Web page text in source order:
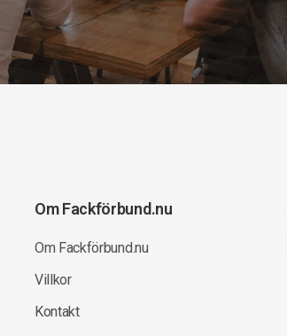
Om Fackförbund.nu
Om Fackförbund.nu
Villkor
Kontakt